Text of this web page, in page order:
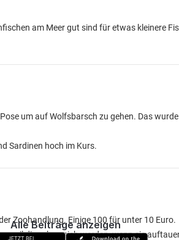
am Meer gut sind für etwas kleinere
um auf Wolfsbarsch zu gehen. Das
Sardinen hoch im Kurs.
Zoohandlung. Einige 100 für unter 10 Euro.
weil die sehr weich werden, wenn sie
Alle Beiträge anzeigen